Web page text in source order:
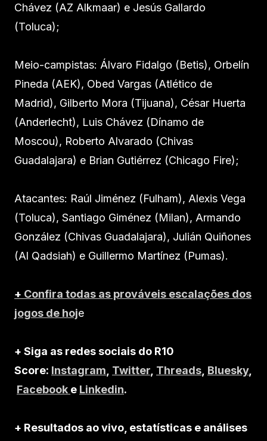
Chávez (AZ Alkmaar) e Jesús Gallardo
(Toluca);
Meio-campistas: Álvaro Fidalgo (Betis), Orbelín
Pineda (AEK), Obed Vargas (Atlético de
Madrid), Gilberto Mora (Tijuana), César Huerta
(Anderlecht), Luis Chávez (Dínamo de
Moscou), Roberto Alvarado (Chivas
Guadalajara) e Brian Gutiérrez (Chicago Fire);
Atacantes: Raúl Jiménez (Fulham), Alexis Vega
(Toluca), Santiago Giménez (Milan), Armando
González (Chivas Guadalajara), Julián Quiñones
(Al Qadsiah) e Guillermo Martínez (Pumas).
+ Confira todas as prováveis escalações dos
jogos de hoje
+ Siga as redes sociais do R10
Score: Instagram, Twitter, Threads, Bluesky,
Facebook e Linkedin.
+ Resultados ao vivo, estatísticas e análises